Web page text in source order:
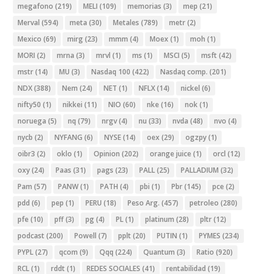
megafono (219) MELI (109) memorias (3) mep (21)
Merval (594) meta (30) Metales (789) metr(2)
Mexico (69) mirg (23) mmm (4) Moex (1) moh (1)
MORI (2) mrna (3) mrvl (1) ms (1) MSCI (5) msft (42)
mstr(14) MU (3) Nasdaq 100 (422) Nasdaq comp. (201)
NDX(388) Nem (24) NET (1) NFLX(14) nickel (6)
nifty50 (1) nikkei (11) NIO (60) nke (16) nok(1)
noruega (5) nq (79) nrgv(4) nu (33) nvda (48) nvo (4)
nycb (2) NYFANG (6) NYSE(14) oex (29) ogzpy(1)
oibr3 (2) oklo (1) Opinion (202) orange juice (1) orcl (12)
oxy(24) Paas (31) pags (23) PALL(25) PALLADIUM (32)
Pam (57) PANW(1) PATH (4) pbi (1) Pbr(145) pce (2)
pdd (6) pep (1) PERU (18) Peso Arg. (457) petroleo (280)
pfe (10) pff(3) pg (4) PL(1) platinum (28) pltr(12)
podcast (200) Powell (7) pplt (20) PUTIN (1) PYMES (234)
PYPL(27) qcom (9) Qqq (224) Quantum (3) Ratio (920)
RCL(1) rddt (1) REDES SOCIALES (41) rentabilidad (19)